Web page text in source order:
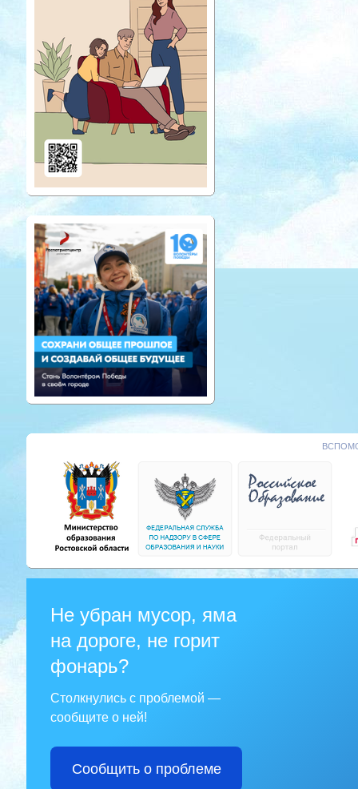
Не убран мусор, яма
на дороге, не горит
фонарь?
Столкнулись с проблемой —
сообщите о ней!
Сообщить о проблеме